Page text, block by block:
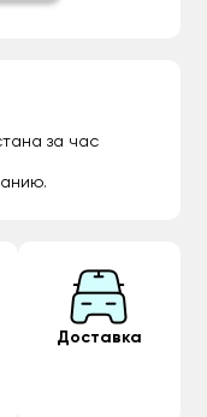
за час
Доставка